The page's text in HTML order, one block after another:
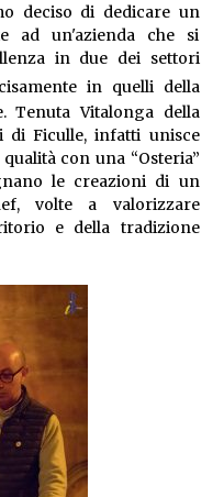
deciso di dedicare un
ad un'azienda che si
in due dei settori
in quelli della
Tenuta Vitalonga della
di Ficulle, infatti unisce
con una “Osteria”
le creazioni di un
volte a valorizzare
e della tradizione